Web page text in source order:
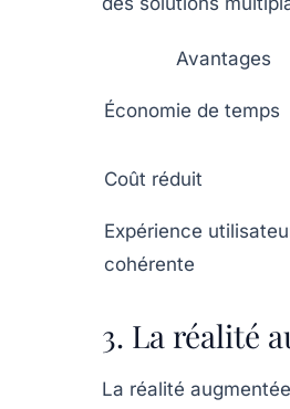
Avantages
Économie de temps
Coût réduit
Expérience
cohérente
3. La réalité
La réalité